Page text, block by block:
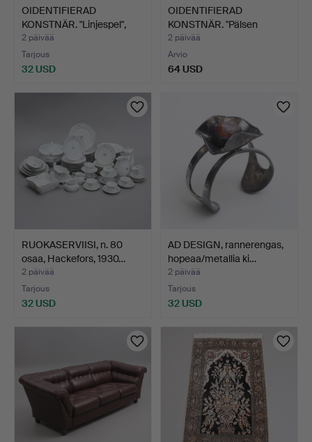
OIDENTIFIERAD
KONSTNÄR. "Linjespel",
sekat…
2 päivää
Tarjous
32 USD
OIDENTIFIERAD
KONSTNÄR. "Pälsen
genom tide…
2 päivää
Arvio
64 USD
RUOKASERVIISI, n. 80
osaa, Hackefors, 1930…
2 päivää
Tarjous
32 USD
AD DESIGN, rannerengas,
hopeaa/metallia ki…
2 päivää
Tarjous
32 USD